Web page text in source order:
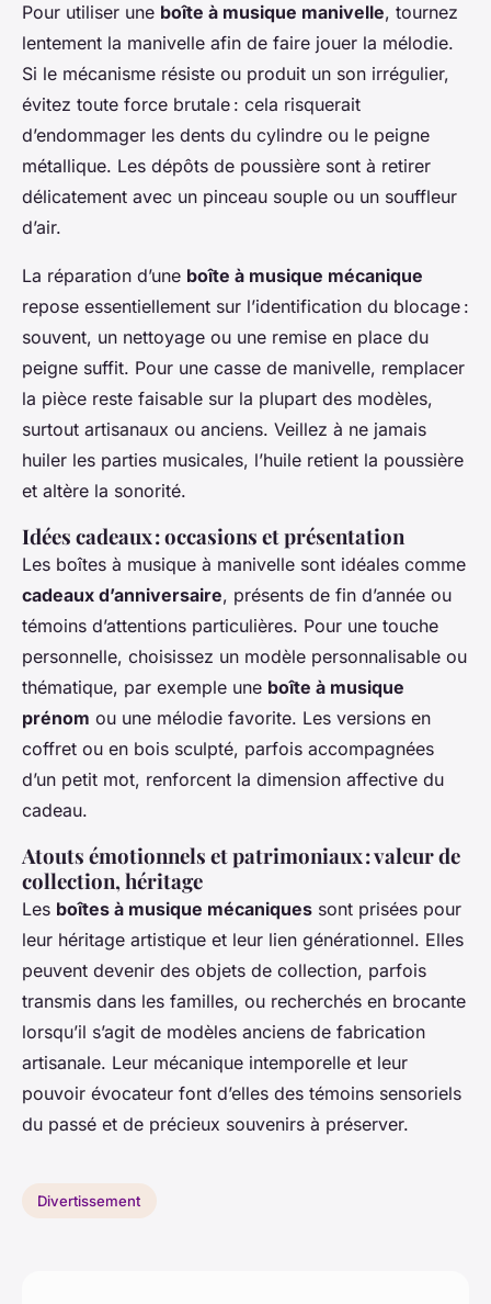
Pour utiliser une boîte à musique manivelle, tournez
lentement la manivelle afin de faire jouer la mélodie.
Si le mécanisme résiste ou produit un son irrégulier,
évitez toute force brutale : cela risquerait
d’endommager les dents du cylindre ou le peigne
métallique. Les dépôts de poussière sont à retirer
délicatement avec un pinceau souple ou un souffleur
d’air.
La réparation d’une boîte à musique mécanique
repose essentiellement sur l’identification du blocage :
souvent, un nettoyage ou une remise en place du
peigne suffit. Pour une casse de manivelle, remplacer
la pièce reste faisable sur la plupart des modèles,
surtout artisanaux ou anciens. Veillez à ne jamais
huiler les parties musicales, l’huile retient la poussière
et altère la sonorité.
Idées cadeaux : occasions et présentation
Les boîtes à musique à manivelle sont idéales comme
cadeaux d’anniversaire, présents de fin d’année ou
témoins d’attentions particulières. Pour une touche
personnelle, choisissez un modèle personnalisable ou
thématique, par exemple une boîte à musique
prénom ou une mélodie favorite. Les versions en
coffret ou en bois sculpté, parfois accompagnées
d’un petit mot, renforcent la dimension affective du
cadeau.
Atouts émotionnels et patrimoniaux : valeur de
collection, héritage
Les boîtes à musique mécaniques sont prisées pour
leur héritage artistique et leur lien générationnel. Elles
peuvent devenir des objets de collection, parfois
transmis dans les familles, ou recherchés en brocante
lorsqu’il s’agit de modèles anciens de fabrication
artisanale. Leur mécanique intemporelle et leur
pouvoir évocateur font d’elles des témoins sensoriels
du passé et de précieux souvenirs à préserver.
Divertissement